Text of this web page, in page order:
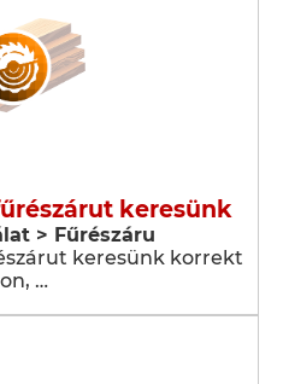
keresünk
> Fűrészáru
keresünk korrekt
…